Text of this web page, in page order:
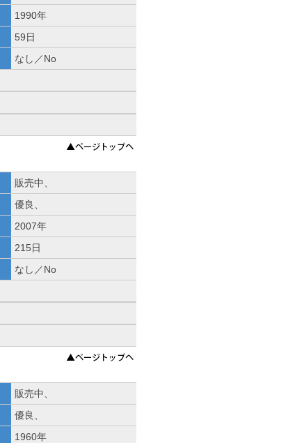
1990年
59日
なし／No
販売中、
優良、
2007年
215日
なし／No
販売中、
優良、
1960年